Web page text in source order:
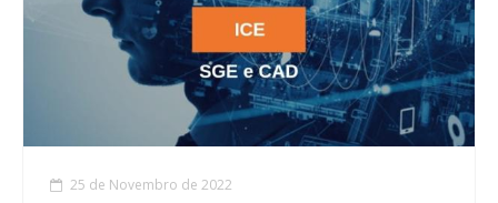
25 de Novembro de 2022